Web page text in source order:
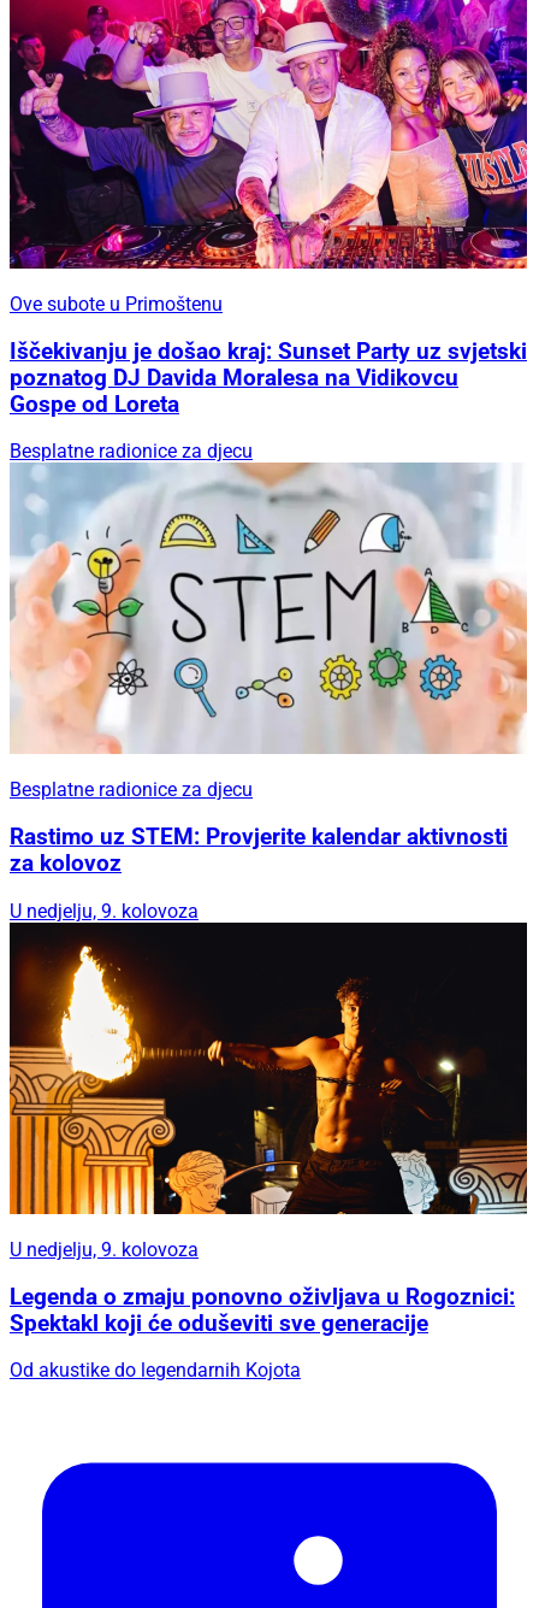
Ove subote u Primoštenu
Iščekivanju je došao kraj: Sunset Party uz svjetski
poznatog DJ Davida Moralesa na Vidikovcu
Gospe od Loreta
Besplatne radionice za djecu
Besplatne radionice za djecu
Rastimo uz STEM: Provjerite kalendar aktivnosti
za kolovoz
U nedjelju, 9. kolovoza
U nedjelju, 9. kolovoza
Legenda o zmaju ponovno oživljava u Rogoznici:
Spektakl koji će oduševiti sve generacije
Od akustike do legendarnih Kojota